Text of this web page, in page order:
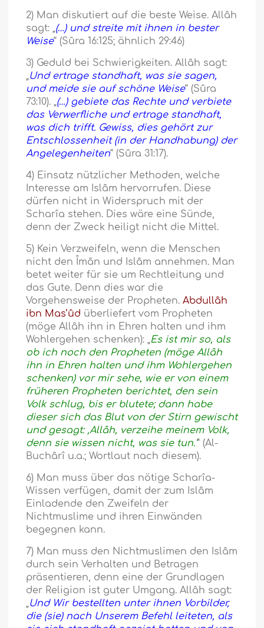
2) Man diskutiert auf die beste Weise. Allâh
sagt: „(…) und streite mit ihnen in bester
Weise“ (Sûra 16:125; ähnlich 29:46)
3) Geduld bei Schwierigkeiten. Allâh sagt:
„Und ertrage standhaft, was sie sagen,
und meide sie auf schöne Weise“ (Sûra
73:10). „(…) gebiete das Rechte und verbiete
das Verwerfliche und ertrage standhaft,
was dich trifft. Gewiss, dies gehört zur
Entschlossenheit (in der Handhabung) der
Angelegenheiten“ (Sûra 31:17).
4) Einsatz nützlicher Methoden, welche
Interesse am Islâm hervorrufen. Diese
dürfen nicht in Widerspruch mit der
Scharîa stehen. Dies wäre eine Sünde,
denn der Zweck heiligt nicht die Mittel.
5) Kein Verzweifeln, wenn die Menschen
nicht den Îmân und Islâm annehmen. Man
betet weiter für sie um Rechtleitung und
das Gute. Denn dies war die
Vorgehensweise der Propheten.Abdullâh
ibn Mas’ûd überliefert vom Propheten
(möge Allâh ihn in Ehren halten und ihm
Wohlergehen schenken): „Es ist mir so, als
ob ich noch den Propheten (möge Allâh
ihn in Ehren halten und ihm Wohlergehen
schenken) vor mir sehe, wie er von einem
früheren Propheten berichtet, den sein
Volk schlug, bis er blutete; dann habe
dieser sich das Blut von der Stirn gewischt
und gesagt: ‚Allâh, verzeihe meinem Volk,
denn sie wissen nicht, was sie tun.‘“ (Al-
Buchârî u.a.; Wortlaut nach diesem).
6) Man muss über das nötige Scharîa-
Wissen verfügen, damit der zum Islâm
Einladende den Zweifeln der
Nichtmuslime und ihren Einwänden
begegnen kann.
7) Man muss den Nichtmuslimen den Islâm
durch sein Verhalten und Betragen
präsentieren, denn eine der Grundlagen
der Religion ist guter Umgang. Allâh sagt:
„Und Wir bestellten unter ihnen Vorbilder,
die (sie) nach Unserem Befehl leiteten, als